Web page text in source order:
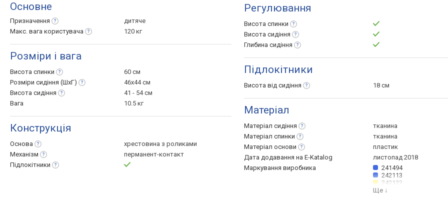
Основне
Призначення
дитяче
Макс. вага користувача 120 кг
Розміри і вага
Висота спинки
60 см
Розміри сидіння (ШхГ)
46x44 см
Висота сидіння
41 - 54 см
Вага
10.5 кг
Конструкція
Основа
хрестовина з роликами
Механізм
перманент-контакт
Підлокітники
Регулювання
Висота спинки
Висота сидіння
Глибина сидіння
Підлокітники
Висота від сидіння 18 см
Матеріал
Матеріал сидіння
тканина
Матеріал спинки
тканина
Матеріал основи
пластик
Дата додавання на E-Katalog
листопад 2018
Маркування виробника
241494
242113
242122
Ще ↓